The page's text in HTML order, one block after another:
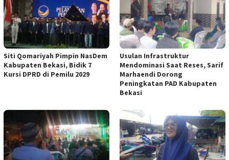
Siti Qomariyah Pimpin NasDem
Kabupaten Bekasi, Bidik 7
Kursi DPRD di Pemilu 2029
Usulan Infrastruktur
Mendominasi Saat Reses, Sarif
Marhaendi Dorong
Peningkatan PAD Kabupaten
Bekasi